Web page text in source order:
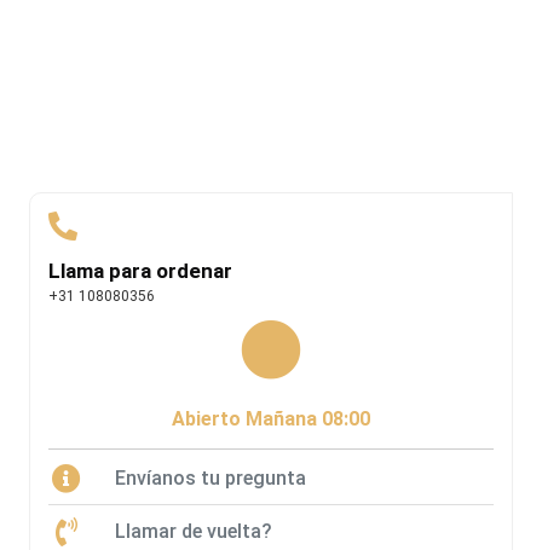
Llama para ordenar
+31 108080356
Abierto Mañana 08:00
Envíanos tu pregunta
Llamar de vuelta?